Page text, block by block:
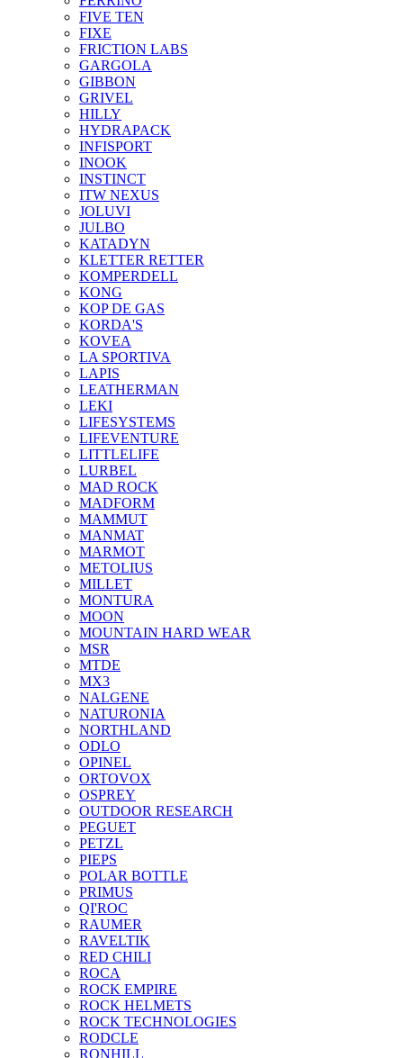
FIVE TEN
FIXE
FRICTION LABS
GARGOLA
GIBBON
GRIVEL
HILLY
HYDRAPACK
INFISPORT
INOOK
INSTINCT
ITW NEXUS
JOLUVI
JULBO
KATADYN
KLETTER RETTER
KOMPERDELL
KONG
KOP DE GAS
KORDA'S
KOVEA
LA SPORTIVA
LAPIS
LEATHERMAN
LEKI
LIFESYSTEMS
LIFEVENTURE
LITTLELIFE
LURBEL
MAD ROCK
MADFORM
MAMMUT
MANMAT
MARMOT
METOLIUS
MILLET
MONTURA
MOON
MOUNTAIN HARD WEAR
MSR
MTDE
MX3
NALGENE
NATURONIA
NORTHLAND
ODLO
OPINEL
ORTOVOX
OSPREY
OUTDOOR RESEARCH
PEGUET
PETZL
PIEPS
POLAR BOTTLE
PRIMUS
QI'ROC
RAUMER
RAVELTIK
RED CHILI
ROCA
ROCK EMPIRE
ROCK HELMETS
ROCK TECHNOLOGIES
RODCLE
RONHILL